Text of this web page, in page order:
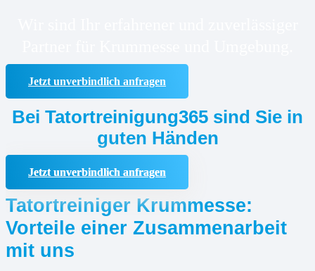
Jetzt unverbindlich anfragen
Bei Tatortreinigung365 sind Sie in
guten Händen
Jetzt unverbindlich anfragen
Tatortreiniger Krummesse:
Vorteile einer Zusammenarbeit
mit uns